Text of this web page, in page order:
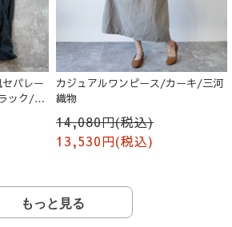
セパレー
ック/遠
カジュアルワンピース/カーキ/三河
織物
14,080円(税込)
13,530円(税込)
もっと見る